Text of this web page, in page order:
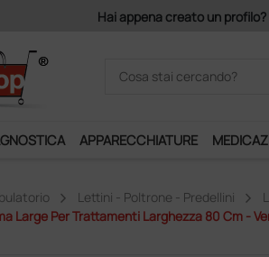
140 euro di imponibile, la consegna è gratis!
APPARECCHIATURE
Lettini - Poltrone - Predellini
Large Per Trattamenti Larghezza 80 Cm -